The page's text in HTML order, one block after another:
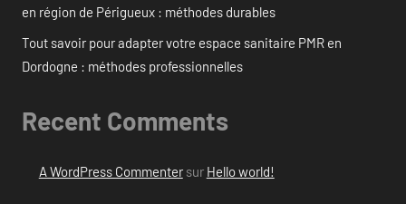
en région de Périgueux : méthodes durables
Tout savoir pour adapter votre espace sanitaire PMR en
Dordogne : méthodes professionnelles
Recent Comments
A WordPress Commentersur Hello world!